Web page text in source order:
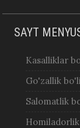
SAYT
Kasalliklar
Go'zallik
Salomatlik